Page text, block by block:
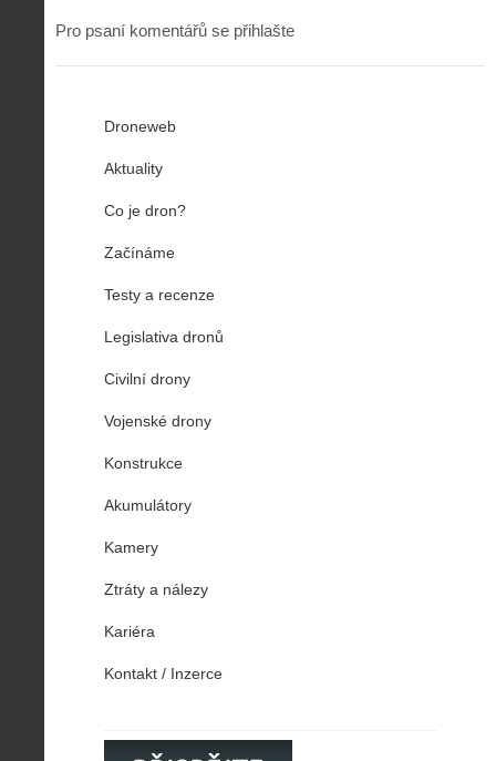
Pro psaní komentářů se přihlašte
Droneweb
Aktuality
Co je dron?
Začínáme
Testy a recenze
Legislativa dronů
Civilní drony
Vojenské drony
Konstrukce
Akumulátory
Kamery
Ztráty a nálezy
Kariéra
Kontakt / Inzerce